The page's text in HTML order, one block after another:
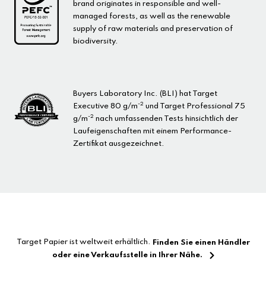
brand originates in responsible and well-
managed forests, as well as the renewable
supply of raw materials and preservation of
biodiversity.
Buyers Laboratory Inc. (BLI) hat Target
Executive 80 g/m-2 und Target Professional 75
g/m-2 nach umfassenden Tests hinsichtlich der
Laufeigenschaften mit einem Performance-
Zertifikat ausgezeichnet.
Target Papier ist weltweit erhältlich.
Finden Sie einen Händler
oder eine Verkaufsstelle in Ihrer Nähe.